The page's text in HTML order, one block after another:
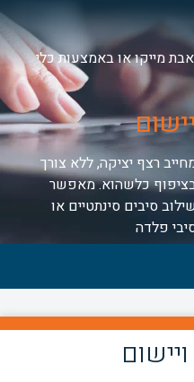
מייקו או באמצעות כלי
רצף יציקה, ללא צורך
כלשהוא. מאפשר
סיבים סינתטיים או
פלדה